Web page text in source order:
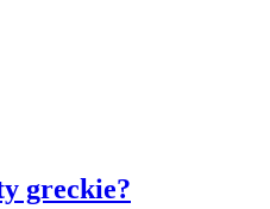
greckie?